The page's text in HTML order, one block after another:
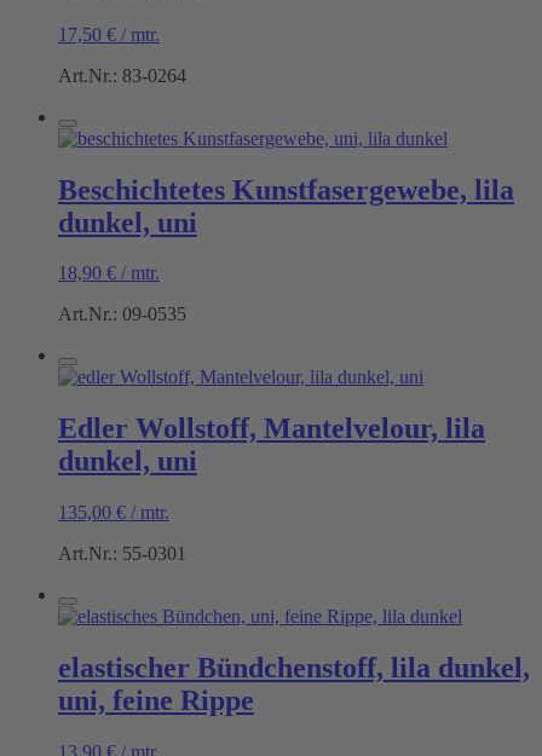
17,50 € / mtr.
Art.Nr.: 83-0264
Beschichtetes Kunstfasergewebe, lila
dunkel, uni
18,90 € / mtr.
Art.Nr.: 09-0535
Edler Wollstoff, Mantelvelour, lila
dunkel, uni
135,00 € / mtr.
Art.Nr.: 55-0301
elastischer Bündchenstoff, lila dunkel,
uni, feine Rippe
13,90 € / mtr.